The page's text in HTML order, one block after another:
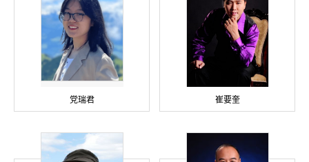
党瑞君 崔要奎